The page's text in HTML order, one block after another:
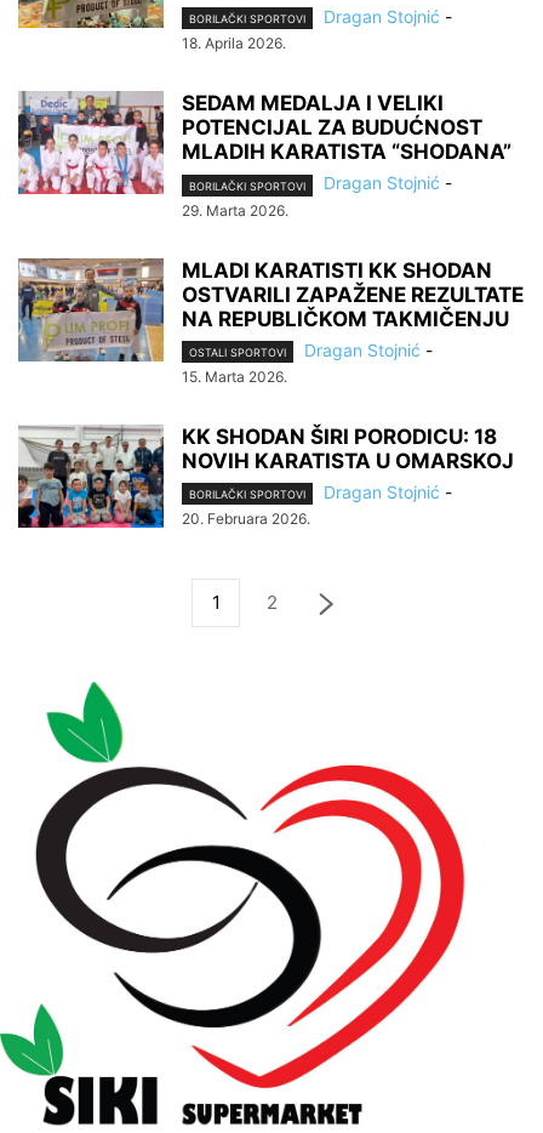
BORILAČKI SPORTOVI Dragan Stojnić -
18. Aprila 2026.
SEDAM MEDALJA I VELIKI
POTENCIJAL ZA BUDUĆNOST
MLADIH KARATISTA “SHODANA”
BORILAČKI SPORTOVI Dragan Stojnić -
29. Marta 2026.
MLADI KARATISTI KK SHODAN
OSTVARILI ZAPAŽENE REZULTATE
NA REPUBLIČKOM TAKMIČENJU
OSTALI SPORTOVI Dragan Stojnić -
15. Marta 2026.
KK SHODAN ŠIRI PORODICU: 18
NOVIH KARATISTA U OMARSKOJ
BORILAČKI SPORTOVI Dragan Stojnić -
20. Februara 2026.
1 2